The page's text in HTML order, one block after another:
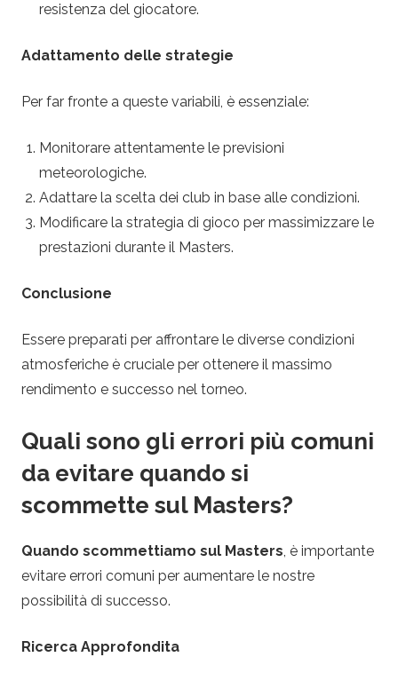
resistenza del giocatore.
Adattamento delle strategie
Per far fronte a queste variabili, è essenziale:
Monitorare attentamente le previsioni
meteorologiche.
Adattare la scelta dei club in base alle condizioni.
Modificare la strategia di gioco per massimizzare le
prestazioni durante il Masters.
Conclusione
Essere preparati per affrontare le diverse condizioni
atmosferiche è cruciale per ottenere il massimo
rendimento e successo nel torneo.
Quali sono gli errori più comuni
da evitare quando si
scommette sul Masters?
Quando scommettiamo sul Masters , è importante
evitare errori comuni per aumentare le nostre
possibilità di successo.
Ricerca Approfondita